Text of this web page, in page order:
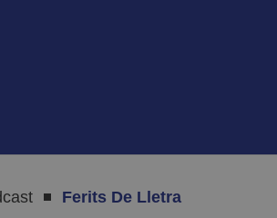
Ferits De Lletra